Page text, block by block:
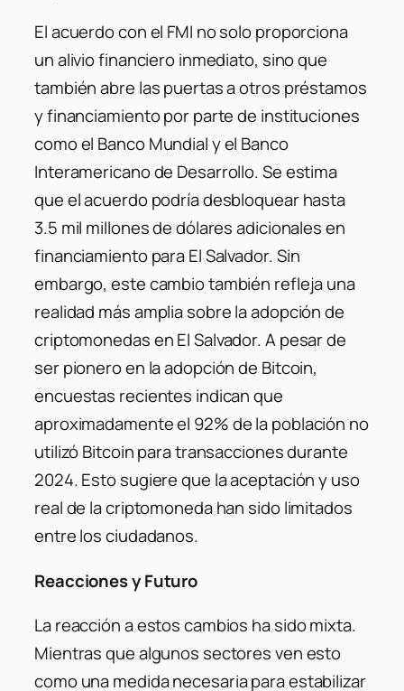
El acuerdo con el FMI no solo proporciona
un alivio financiero inmediato, sino que
también abre las puertas a otros préstamos
y financiamiento por parte de instituciones
como el Banco Mundial y el Banco
Interamericano de Desarrollo. Se estima
que el acuerdo podría desbloquear hasta
3.5 mil millones de dólares adicionales en
financiamiento para El Salvador.Sin
embargo, este cambio también refleja una
realidad más amplia sobre la adopción de
criptomonedas en El Salvador. A pesar de
ser pionero en la adopción de Bitcoin,
encuestas recientes indican que
aproximadamente el 92% de la población no
utilizó Bitcoin para transacciones durante
2024. Esto sugiere que la aceptación y uso
real de la criptomoneda han sido limitados
entre los ciudadanos.
Reacciones y Futuro
La reacción a estos cambios ha sido mixta.
Mientras que algunos sectores ven esto
como una medida necesaria para estabilizar